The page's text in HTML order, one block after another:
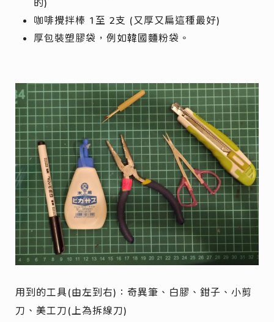
咖啡攪拌棒 1至 2支 (又厚又扁這種最好)
厚包裝塑膠袋，例如韓國麵粉袋。
用到的工具(由左到右)：奇異筆、白膠、鉗子、小剪
刀、美工刀(上為拆線刀)